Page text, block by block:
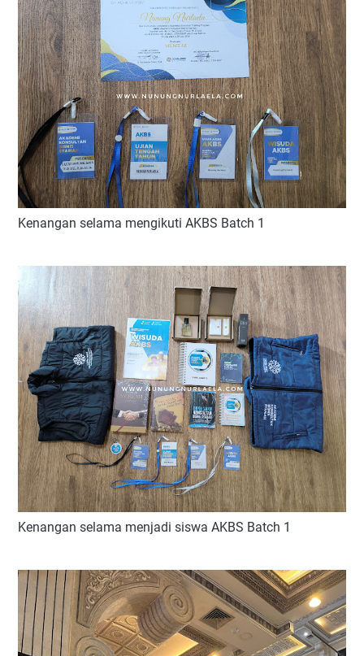
Kenangan selama mengikuti AKBS Batch 1
Kenangan selama menjadi siswa AKBS Batch 1